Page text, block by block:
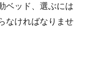
ベッド、選ぶには
なければなりませ